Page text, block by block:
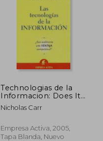
dcto.
Technologias de la
Informacion: Does It
Matter?
Nicholas Carr
Empresa Activa, 2005,
Tapa Blanda, Nuevo